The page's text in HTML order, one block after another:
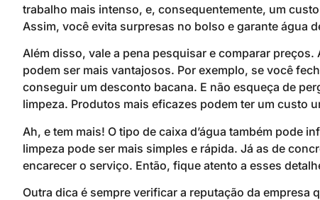
trabalho mais intenso, e, consequentemente, um
Assim, você evita surpresas no bolso e garante água
Além disso, vale a pena pesquisar e comparar
podem ser mais vantajosos. Por exemplo, se você
conseguir um desconto bacana. E não esqueça de
limpeza. Produtos mais eficazes podem ter um custo
Ah, e tem mais! O tipo de caixa d’água também pode
limpeza pode ser mais simples e rápida. Já as de
encarecer o serviço. Então, fique atento a esses
Outra dica é sempre verificar a reputação da empresa